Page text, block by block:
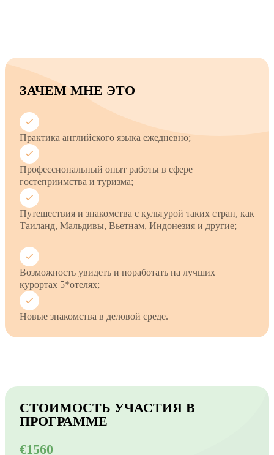
ЗАЧЕМ МНЕ ЭТО
Практика английского языка ежедневно;
Профессиональный опыт работы в сфере
гостеприимства и туризма;
Путешествия и знакомства с культурой таких стран, как
Таиланд, Мальдивы, Вьетнам, Индонезия и другие;
Возможность увидеть и поработать на лучших
курортах 5*отелях;
Новые знакомства в деловой среде.
СТОИМОСТЬ УЧАСТИЯ В
ПРОГРАММЕ
€1560